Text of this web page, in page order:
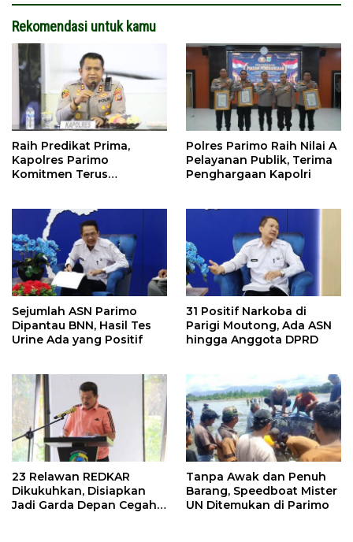
Rekomendasi untuk kamu
Raih Predikat Prima,
Kapolres Parimo
Komitmen Terus
Polres Parimo Raih Nilai A
Pelayanan Publik, Terima
Penghargaan Kapolri
Sejumlah ASN Parimo
Dipantau BNN, Hasil Tes
Urine Ada yang Positif
31 Positif Narkoba di
Parigi Moutong, Ada ASN
hingga Anggota DPRD
23 Relawan REDKAR
Dikukuhkan, Disiapkan
Jadi Garda Depan Cegah
Tanpa Awak dan Penuh
Barang, Speedboat Mister
UN Ditemukan di Parimo